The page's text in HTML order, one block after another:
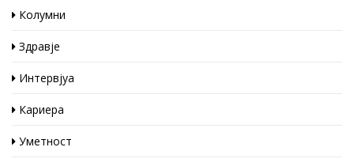
Колумни
Здравје
Интервјуа
Кариера
Уметност